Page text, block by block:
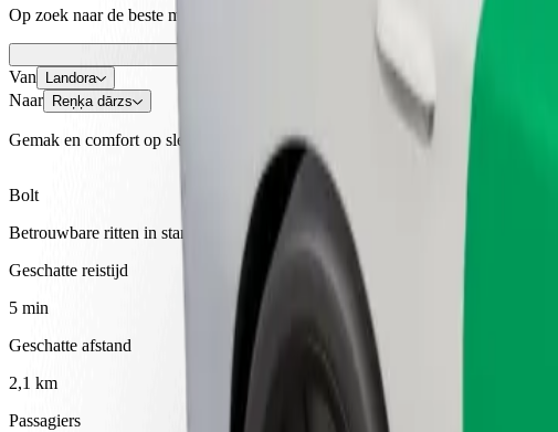
Op zoek naar de beste manier om van Landora naar Reņķa dārzs te komen?
Van Landora
Naar Reņķa dārzs
Gemak en comfort op slechts een paar tikken afstand!
Bolt
Betrouwbare ritten in standaard middelgrote auto's.
Geschatte reistijd
5 min
Geschatte afstand
2,1 km
Passagiers